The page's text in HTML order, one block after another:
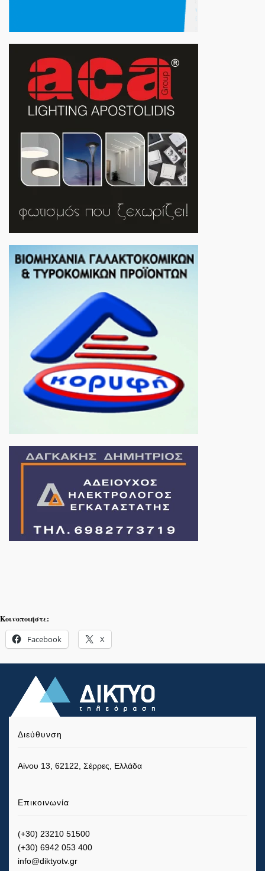
Κοινοποιήστε:
Facebook X
Διεύθυνση
Αίνου 13, 62122, Σέρρες, Ελλάδα
Επικοινωνία
(+30) 23210 51500
(+30) 6942 053 400
info@diktyotv.gr